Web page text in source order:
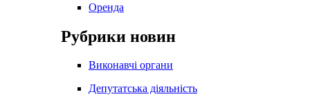
Оренда
Рубрики новин
Виконавчі органи
Депутатська діяльність